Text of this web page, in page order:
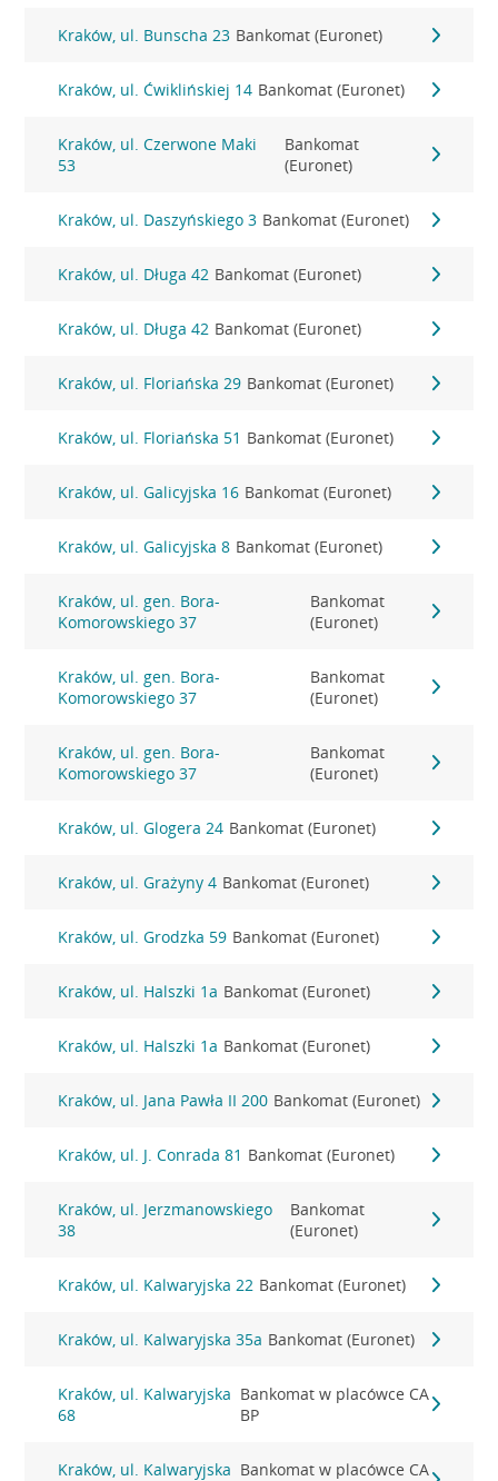
Kraków, ul. Bunscha 23 Bankomat (Euronet)
Kraków, ul. Ćwiklińskiej 14 Bankomat (Euronet)
Kraków, ul. Czerwone Maki
53
Bankomat
(Euronet)
Kraków, ul. Daszyńskiego 3 Bankomat (Euronet)
Kraków, ul. Długa 42 Bankomat (Euronet)
Kraków, ul. Długa 42 Bankomat (Euronet)
Kraków, ul. Floriańska 29 Bankomat (Euronet)
Kraków, ul. Floriańska 51 Bankomat (Euronet)
Kraków, ul. Galicyjska 16 Bankomat (Euronet)
Kraków, ul. Galicyjska 8 Bankomat (Euronet)
Kraków, ul. gen. Bora-
Komorowskiego 37
Bankomat
(Euronet)
Kraków, ul. gen. Bora-
Komorowskiego 37
Bankomat
(Euronet)
Kraków, ul. gen. Bora-
Komorowskiego 37
Bankomat
(Euronet)
Kraków, ul. Glogera 24 Bankomat (Euronet)
Kraków, ul. Grażyny 4 Bankomat (Euronet)
Kraków, ul. Grodzka 59 Bankomat (Euronet)
Kraków, ul. Halszki 1a Bankomat (Euronet)
Kraków, ul. Halszki 1a Bankomat (Euronet)
Kraków, ul. Jana Pawła II 200 Bankomat (Euronet)
Kraków, ul. J. Conrada 81 Bankomat (Euronet)
Kraków, ul. Jerzmanowskiego
38
Bankomat
(Euronet)
Kraków, ul. Kalwaryjska 22 Bankomat (Euronet)
Kraków, ul. Kalwaryjska 35a Bankomat (Euronet)
Kraków, ul. Kalwaryjska
68
Bankomat w placówce CA
BP
Kraków, ul. Kalwaryjska Bankomat w placówce CA